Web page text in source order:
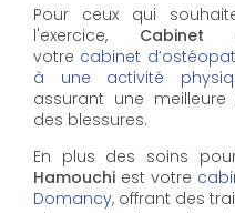
Pour ceux qui
l'exercice, Cabinet
votre cabinet
à une activité
assurant une
des blessures.
En plus des soins
Hamouchi est votre
Domancy, offrant des